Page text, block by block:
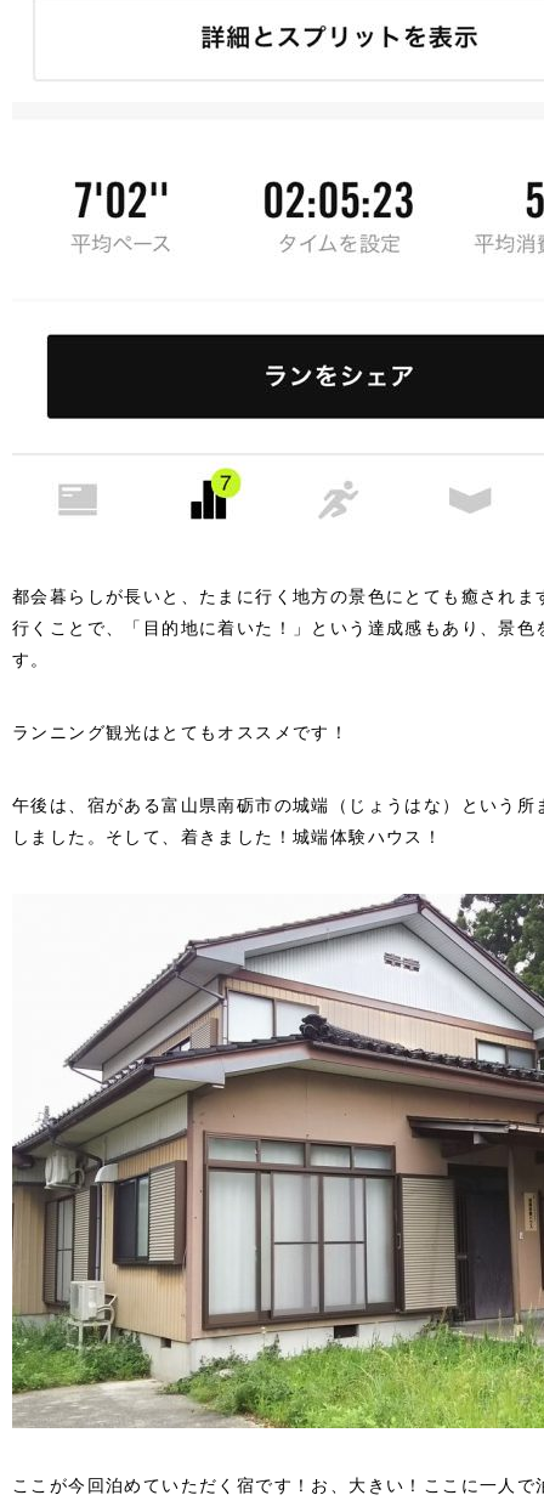
都会暮らしが長いと、たまに行く地方の景色にとても癒され
行くことで、「目的地に着いた！」という達成感もあり、景
す。
ランニング観光はとてもオススメです！
午後は、宿がある富山県南砺市の城端（じょうはな）という
しました。そして、着きました！城端体験ハウス！
ここが今回泊めていただく宿です！お、大きい！ここに一人で